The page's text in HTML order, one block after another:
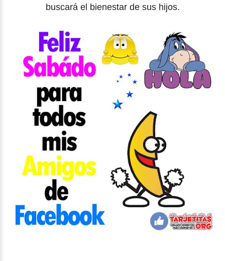
buscará el bienestar de sus hijos.